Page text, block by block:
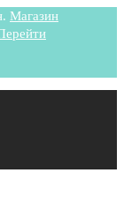
Магазин